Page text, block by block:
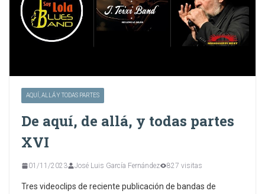
AQUÍ, ALLÁ Y TODAS PARTES
De aquí, de allá, y todas partes
XVI
01/11/2023 José Luis García Fernández 827 visitas
Tres videoclips de reciente publicación de bandas de